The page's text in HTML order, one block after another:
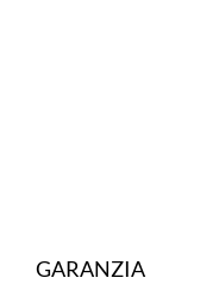
GARANZIA